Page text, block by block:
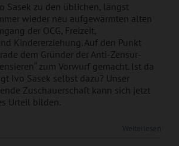
Sasek zu den üblichen, längst
wieder neu aufgewärmten alten
der OCG, Freizeit,
Kindererziehung. Auf den Punkt
dem Gründer der Anti-Zensur-
zum Vorwurf gemacht. Ist da
Ivo Sasek selbst dazu? Unser
Zuschauerschaft kann sich jetzt
Urteil bilden.
Weiterlesen